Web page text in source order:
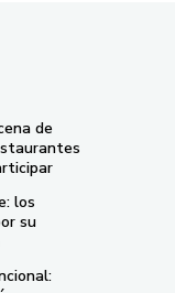
de
los
su